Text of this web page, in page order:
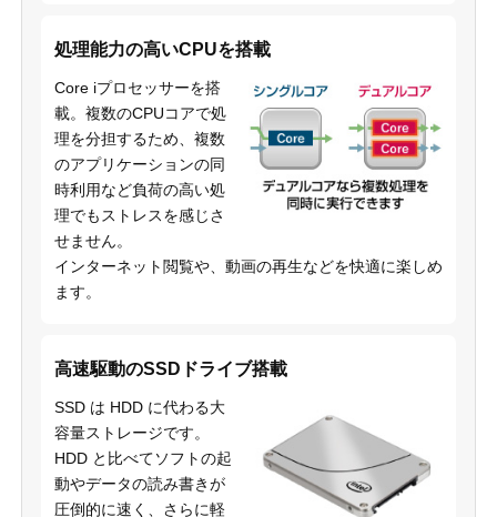
処理能力の高いCPUを搭載
Core iプロセッサーを搭
載。複数のCPUコアで処
理を分担するため、複数
のアプリケーションの同
時利用など負荷の高い処
理でもストレスを感じさ
せません。
インターネット閲覧や、動画の再生などを快適に楽しめ
ます。
高速駆動のSSDドライブ搭載
SSD は HDD に代わる大
容量ストレージです。
HDD と比べてソフトの起
動やデータの読み書きが
圧倒的に速く、さらに軽